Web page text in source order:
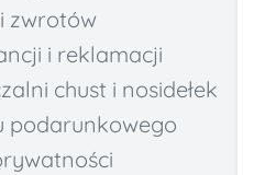
zwrotów
i reklamacji
chust i nosidełek
podarunkowego